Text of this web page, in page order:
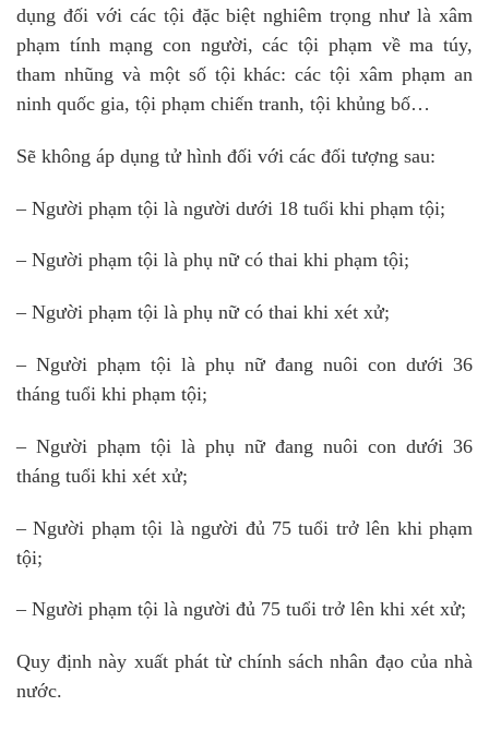
dụng đối với các tội đặc biệt nghiêm trọng như là xâm
phạm tính mạng con người, các tội phạm về ma túy,
tham nhũng và một số tội khác: các tội xâm phạm an
ninh quốc gia, tội phạm chiến tranh, tội khủng bố…
Sẽ không áp dụng tử hình đối với các đối tượng sau:
– Người phạm tội là người dưới 18 tuổi khi phạm tội;
– Người phạm tội là phụ nữ có thai khi phạm tội;
– Người phạm tội là phụ nữ có thai khi xét xử;
– Người phạm tội là phụ nữ đang nuôi con dưới 36
tháng tuổi khi phạm tội;
– Người phạm tội là phụ nữ đang nuôi con dưới 36
tháng tuổi khi xét xử;
– Người phạm tội là người đủ 75 tuổi trở lên khi phạm
tội;
– Người phạm tội là người đủ 75 tuổi trở lên khi xét xử;
Quy định này xuất phát từ chính sách nhân đạo của nhà
nước.